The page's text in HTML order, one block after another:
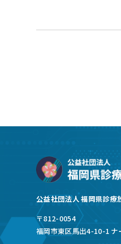
公益社団法人 福岡県診
〒812-0054
福岡市東区馬出4-10-1 ナ